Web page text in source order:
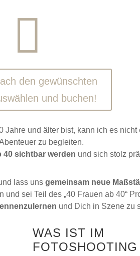

den gewünschten
und buchen!
Jahre und älter bist, kann ich es
zu begleiten.
40 sichtbar werden und sich stolz
lass uns gemeinsam neue
sei Teil des „40 Frauen ab 40“
und Dich in Szene zu
WAS IST IM
FOTOSHOOTING